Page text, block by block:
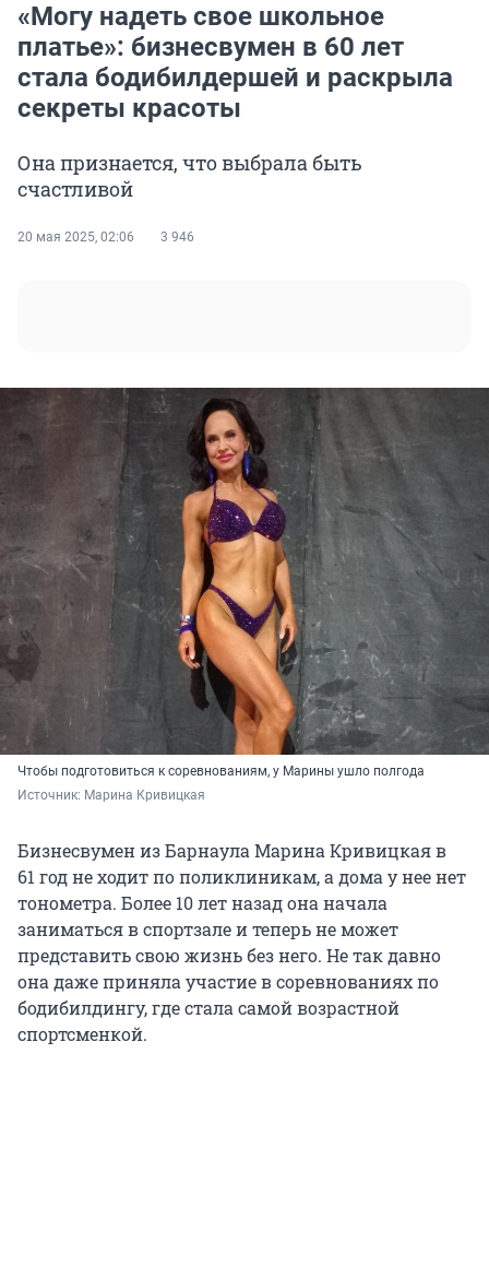
«Могу надеть свое школьное
платье»: бизнесвумен в 60 лет
стала бодибилдершей и раскрыла
секреты красоты
Она признается, что выбрала быть
счастливой
20 мая 2025, 02:06 3 946
Чтобы подготовиться к соревнованиям, у Марины ушло полгода
Источник: Марина Кривицкая
Бизнесвумен из Барнаула Марина Кривицкая в
61 годне ходит по поликлиникам, а дома у нее нет
тонометра. Более 10 летназад она начала
заниматься в спортзале и теперь не может
представить свою жизнь без него. Не так давно
она даже приняла участие в соревнованиях по
бодибилдингу, где стала самой возрастной
спортсменкой.